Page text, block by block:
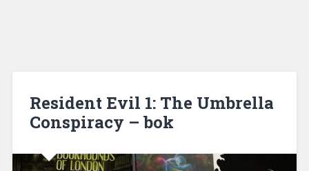
Resident Evil 1: The Umbrella
Conspiracy – bok